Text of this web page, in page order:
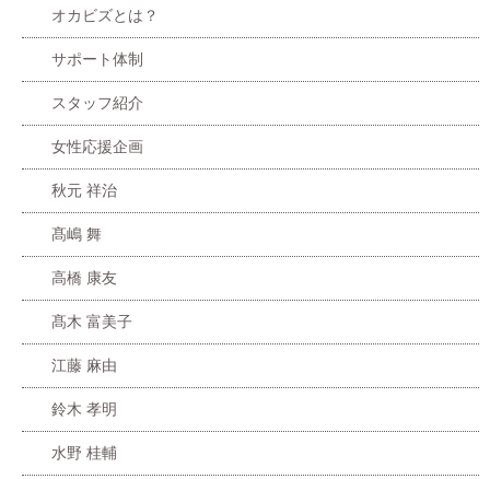
オカビズとは？
サポート体制
スタッフ紹介
女性応援企画
秋元 祥治
髙嶋 舞
高橋 康友
髙木 富美子
江藤 麻由
鈴木 孝明
水野 桂輔